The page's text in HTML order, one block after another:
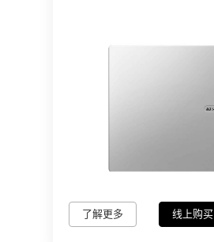
了解更多 线上购买